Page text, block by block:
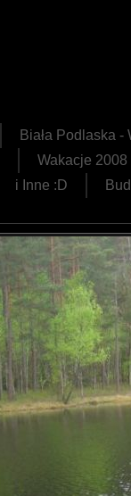
Biała Podlaska
Wakacje 2008
i Inne :D